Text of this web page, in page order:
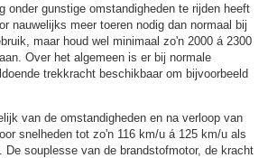
onder gunstige omstandigheden te rijden heeft
nauwelijks meer toeren nodig dan normaal bij
maar houd wel minimaal zo'n 2000 á 2300
Over het algemeen is er bij normale
trekkracht beschikbaar om bijvoorbeeld
van de omstandigheden en na verloop van
snelheden tot zo'n 116 km/u á 125 km/u als
De souplesse van de brandstofmotor, de kracht